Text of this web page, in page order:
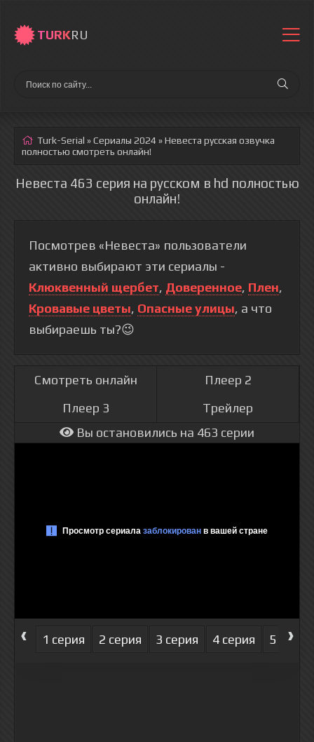
TURKRU
Turk-Serial »Сериалы 2024 » Невеста русская озвучка
полностью смотреть онлайн!
Невеста 463 серия на русском в hd полностью
онлайн!
Посмотрев «Невеста» пользователи
активно выбирают эти сериалы -
Клюквенный щербет, Доверенное, Плен,
Кровавые цветы, Опасные улицы, а что
выбираешь ты?😉
Смотреть онлайн
Плеер 2
Плеер 3
Трейлер
Вы остановились на 463 серии
‹ 1 серия 2 серия 3 серия 4 серия 5 серия
›